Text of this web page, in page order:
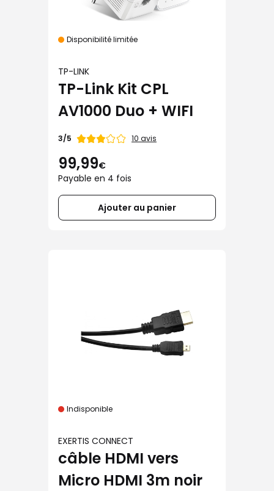
Disponibilité limitée
TP-LINK
TP-Link Kit CPL
AV1000 Duo + WIFI
Note
3/5 10 avis
99,99€
Payable en 4 fois
Ajouter au panier
Indisponible
EXERTIS CONNECT
câble HDMI vers
Micro HDMI 3m noir